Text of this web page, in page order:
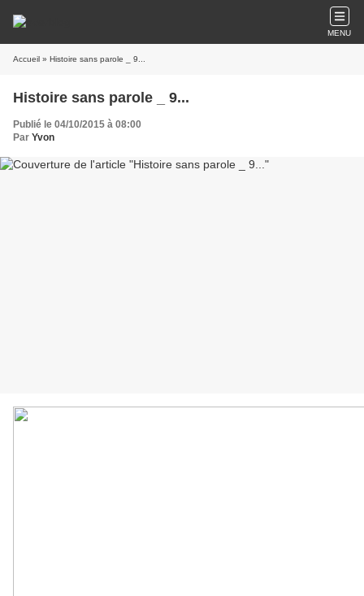
MENU
Accueil » Histoire sans parole _ 9...
Histoire sans parole _ 9...
Publié le 04/10/2015 à 08:00
Par Yvon